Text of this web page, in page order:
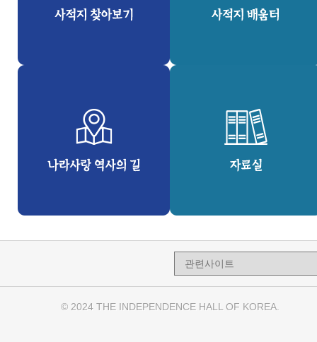
© 2024 THE INDEPENDENCE HALL OF KOREA.